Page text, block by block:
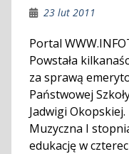
23 lut 2011
Portal
Powstała
za sprawą
Państwowej
Jadwigi
Muzyczna I
edukację w